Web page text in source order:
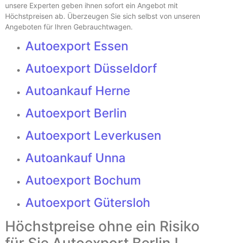
unsere Experten geben ihnen sofort ein Angebot mit
Höchstpreisen ab. Überzeugen Sie sich selbst von unseren
Angeboten für Ihren Gebrauchtwagen.
Autoexport Essen
Autoexport Düsseldorf
Autoankauf Herne
Autoexport Berlin
Autoexport Leverkusen
Autoankauf Unna
Autoexport Bochum
Autoexport Gütersloh
Höchstpreise ohne ein Risiko